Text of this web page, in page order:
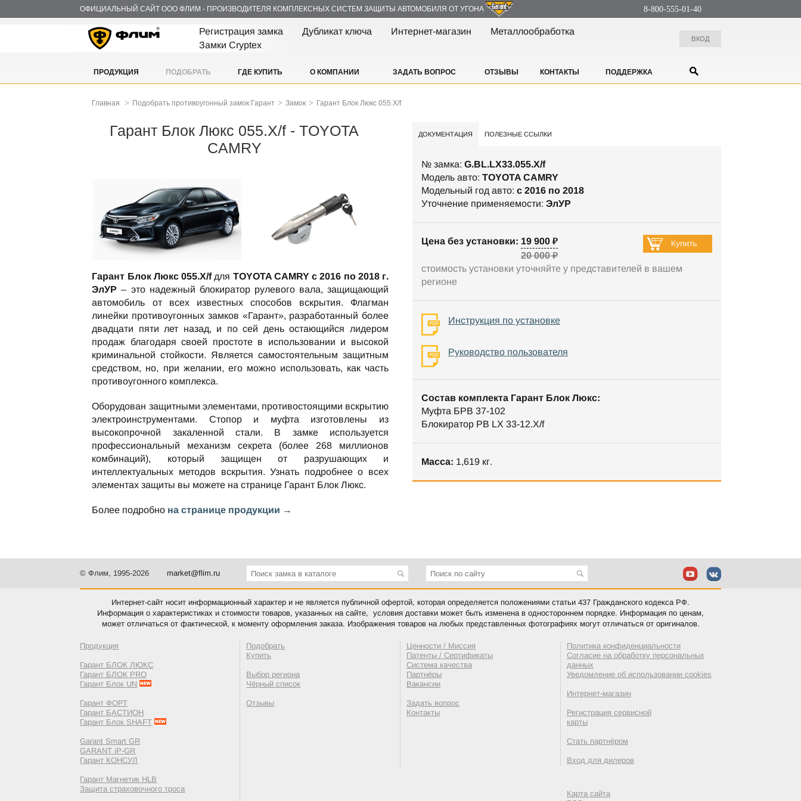
ОФИЦИАЛЬНЫЙ САЙТ ООО ФЛИМ - ПРОИЗВОДИТЕЛЯ КОМПЛЕКСНЫХ СИСТЕМ ЗАЩИТЫ АВТОМОБИЛЯ ОТ УГОНА 8-800-555-01-40
Регистрация замка Дубликат ключа Интернет-магазин
Металлообработка
Замки Cryptex
ВХОД
ПРОДУКЦИЯ ПОДОБРАТЬ ГДЕ КУПИТЬ О КОМПАНИИ ЗАДАТЬ ВОПРОС ОТЗЫВЫ КОНТАКТЫ ПОДДЕРЖКА
Главная > Подобрать противоугонный замок Гарант > Замок > Гарант Блок Люкс 055.X/f
Гарант Блок Люкс 055.X/f - TOYOTA
CAMRY
Гарант Блок Люкс 055.X/fдля TOYOTA CAMRY c 2016 по 2018 г.
ЭлУР – это надежный блокиратор рулевого вала, защищающий
автомобиль от всех известных способов вскрытия. Флагман
линейки противоугонных замков «Гарант», разработанный более
двадцати пяти лет назад, и по сей день остающийся лидером
продаж благодаря своей простоте в использовании и высокой
криминальной стойкости. Является самостоятельным защитным
средством, но, при желании, его можно использовать, как часть
противоугонного комплекса.
Оборудован защитными элементами, противостоящими вскрытию
электроинструментами. Стопор и муфта изготовлены из
высокопрочной закаленной стали. В замке используется
профессиональный механизм секрета (более 268 миллионов
комбинаций), который защищен от разрушающих и
интеллектуальных методов вскрытия. Узнать подробнее о всех
элементах защиты вы можете на странице Гарант Блок Люкс.
Более подробно на странице продукции →
ДОКУМЕНТАЦИЯ ПОЛЕЗНЫЕ ССЫЛКИ
№ замка: G.BL.LX33.055.X/f
Модель авто: TOYOTA CAMRY
Модельный год авто: c 2016 по 2018
Уточнение применяемости: ЭлУР
Цена без установки: 19 900 ₽
20 000 ₽
стоимость установки уточняйте у представителей в вашем
регионе
Инструкция по установке
Руководство пользователя
Состав комплекта Гарант Блок Люкс:
Муфта БРВ 37-102
Блокиратор РВ LX 33-12.X/f
Масса: 1,619 кг.
© Флим, 1995-2026 market@flim.ru
Интернет-сайт носит информационный характер и не является публичной офертой, которая определяется положениями статьи 437 Гражданского кодекса РФ.
Информация о характеристиках и стоимости товаров, указанных на сайте, условия доставки может быть изменена в одностороннем порядке. Информация по ценам,
может отличаться от фактической, к моменту оформления заказа. Изображения товаров на любых представленных фотографиях могут отличаться от оригиналов.
Продукция
Гарант БЛОК ЛЮКС
Гарант БЛОК PRO
Гарант Блок UN
Гарант ФОРТ
Гарант БАСТИОН
Гарант Блок SHAFT
Garant Smart GR
GARANT iP-GR
Гарант КОНСУЛ
Гарант Магнетик HLB
Защита страховочного троса
Подобрать
Купить
Выбор региона
Чёрный список
Отзывы
Ценности / Миссия
Патенты / Сертификаты
Система качества
Партнёры
Вакансии
Задать вопрос
Контакты
Политика конфиденциальности
Согласие на обработку персональных
данных
Уведомление об использовании cookies
Интернет-магазин
Регистрация сервисной
карты
Стать партнёром
Вход для дилеров
Карта сайта